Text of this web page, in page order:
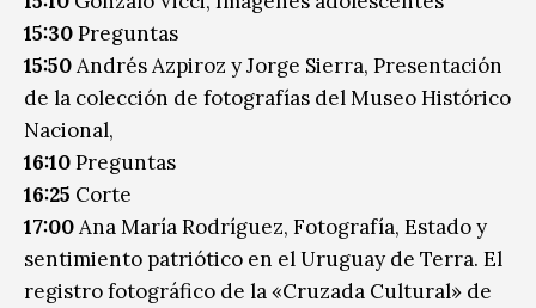
15:30Preguntas
15:50Andrés Azpiroz y Jorge Sierra, Presentación
de la colección de fotografías del Museo Histórico
Nacional,
16:10Preguntas
16:25 Corte
17:00Ana María Rodríguez, Fotografía, Estado y
sentimiento patriótico en el Uruguay de Terra. El
registro fotográfico de la «Cruzada Cultural» de